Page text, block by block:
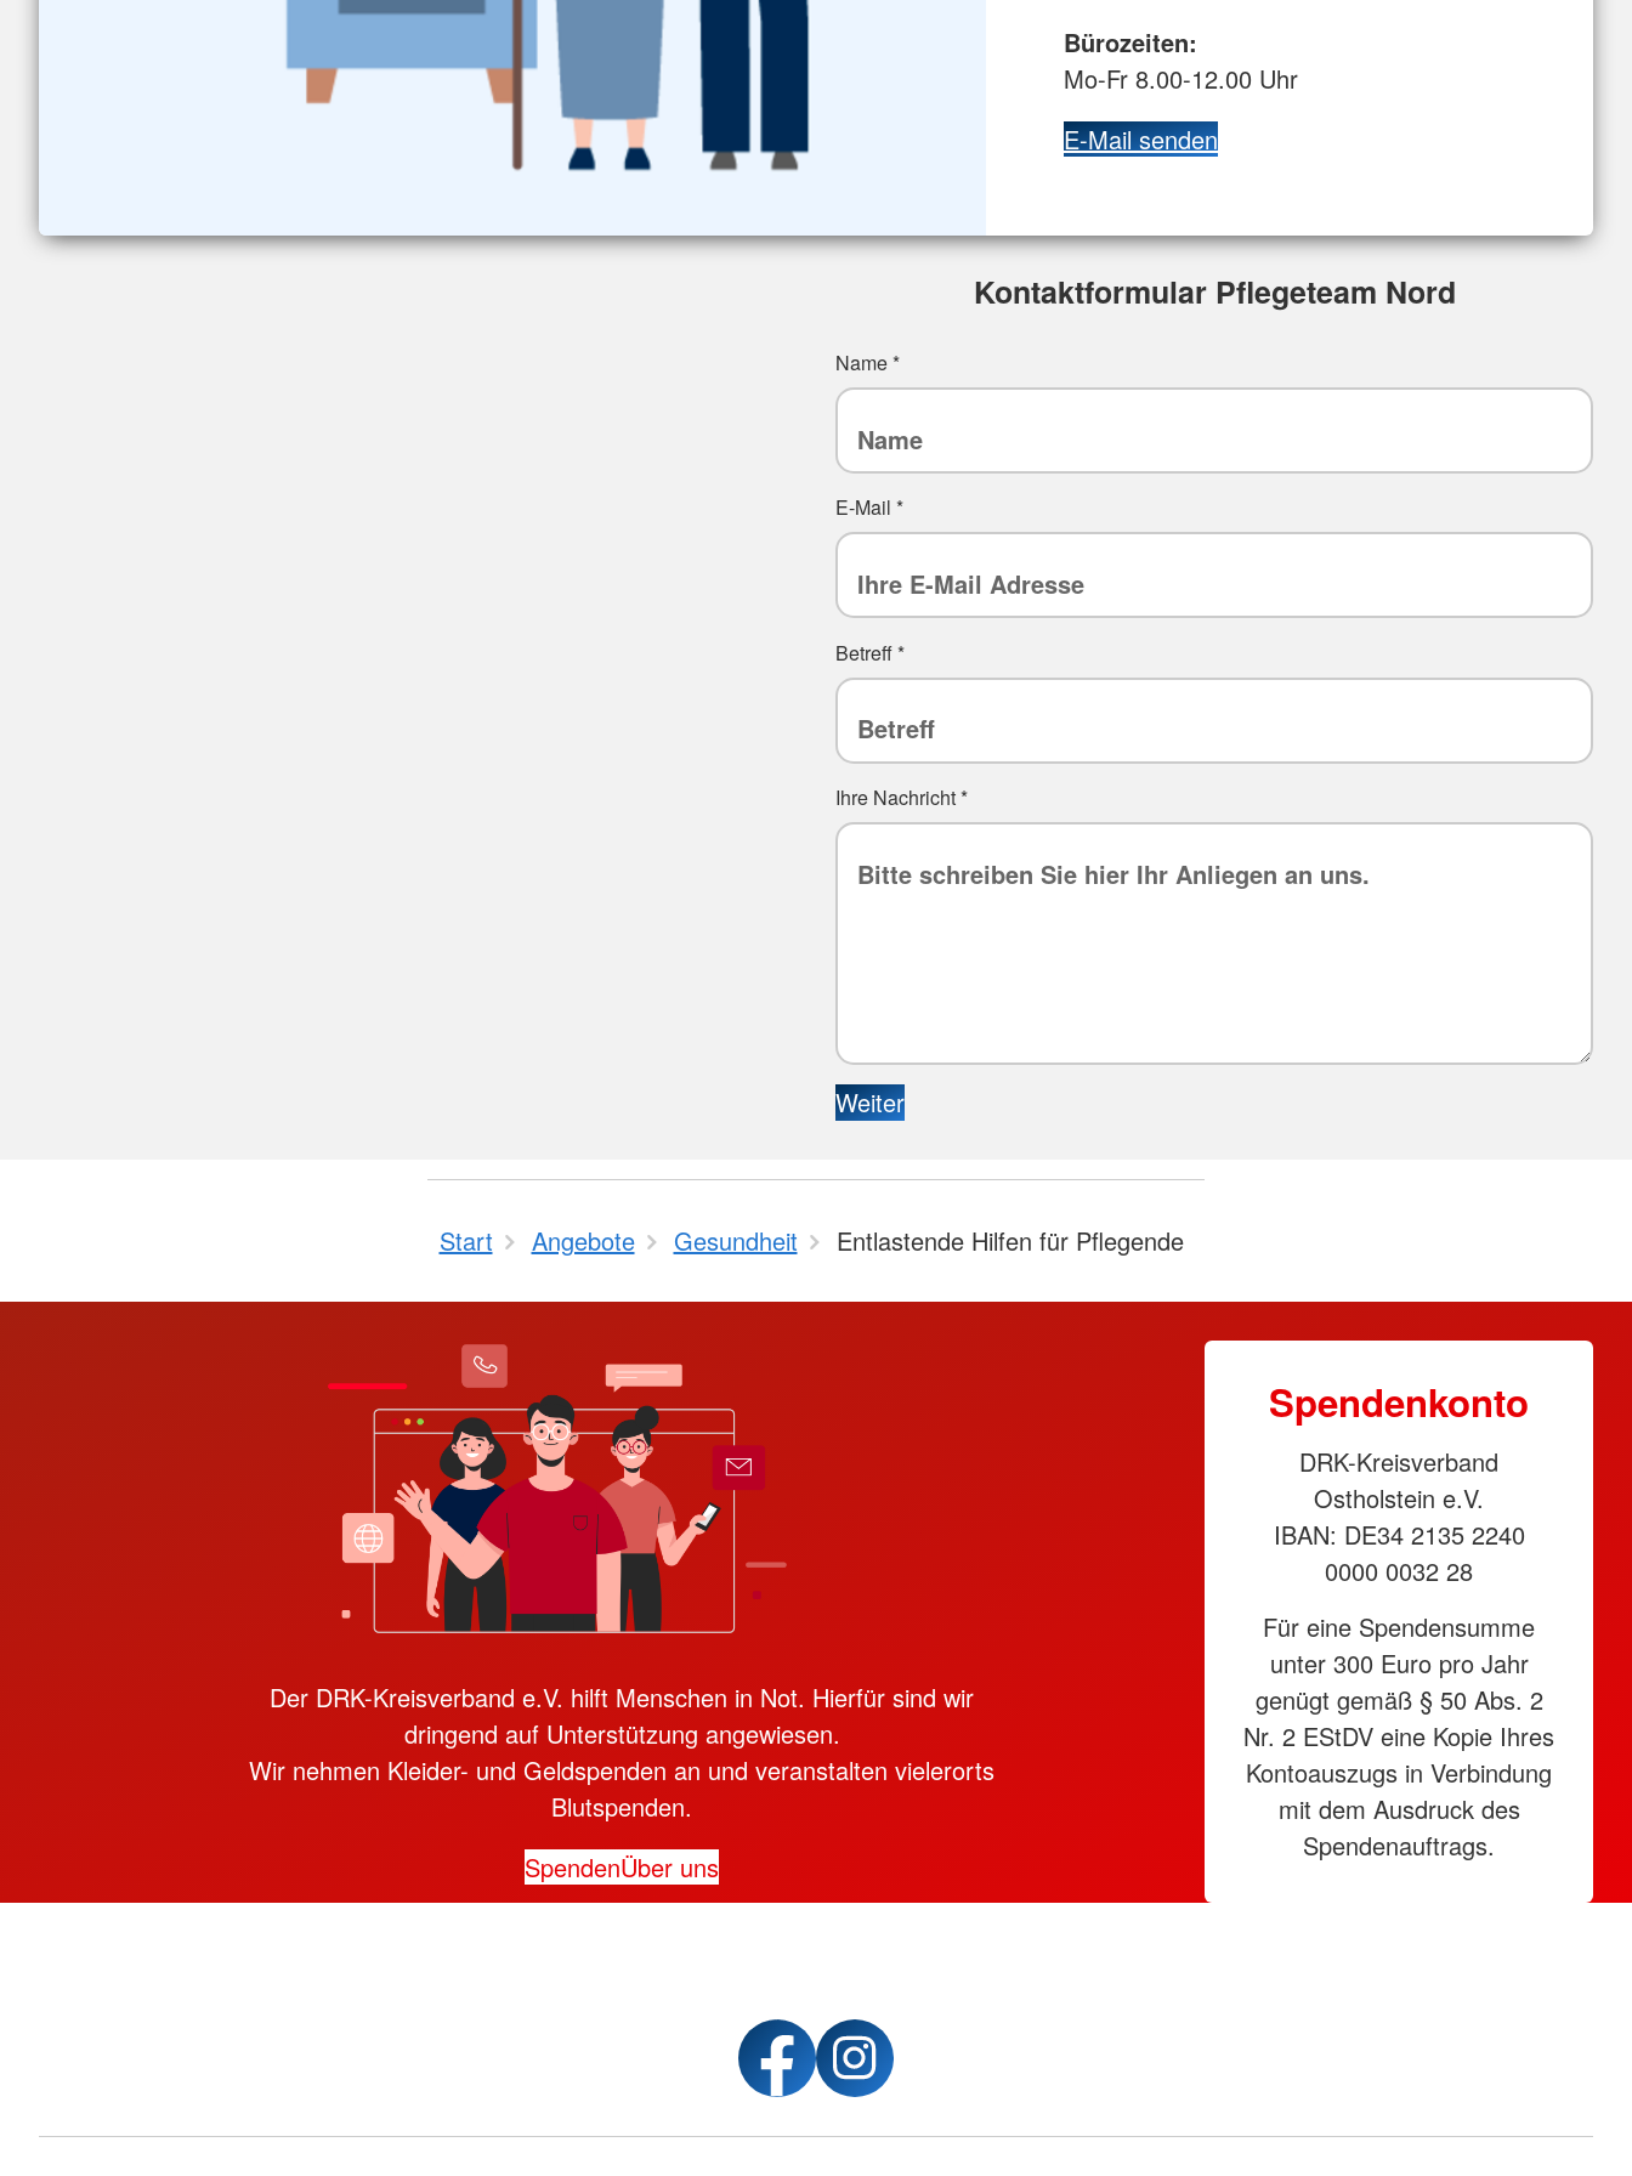
Bürozeiten:
Mo-Fr 8.00-12.00 Uhr
E-Mail senden
Kontaktformular Pflegeteam Nord
Name*
E-Mail *
Betreff*
Ihre Nachricht*
Weiter
Start Angebote Gesundheit Entlastende Hilfen für Pflegende
Der DRK-Kreisverband e.V. hilft Menschen in Not. Hierfür sind wir
dringend auf Unterstützung angewiesen.
Wir nehmen Kleider- und Geldspenden an und veranstalten vielerorts
Blutspenden.
SpendenÜber uns
Spendenkonto
DRK-Kreisverband
Ostholstein e.V.
IBAN: DE34 2135 2240
0000 0032 28
Für eine Spendensumme
unter 300 Euro pro Jahr
genügt gemäß § 50 Abs. 2
Nr. 2 EStDV eine Kopie Ihres
Kontoauszugs in Verbindung
mit dem Ausdruck des
Spendenauftrags.